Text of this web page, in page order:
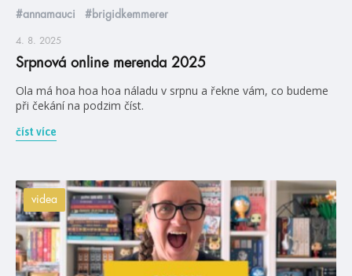
#annamauci #brigidkemmerer
4. 8. 2025
Srpnová online merenda 2025
Ola má hoa hoa hoa náladu v srpnu a řekne vám, co budeme
při čekání na podzim číst.
číst více
videa